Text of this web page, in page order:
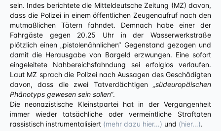
sein. Indes berichtete die Mitteldeutsche Zeitung (MZ) davon,
dass die Polizei in einem öffentlichen Zeugenaufruf nach den
mutmaßlichen Tätern fahndet. Demnach habe einer der
Fahrgäste gegen 20.25 Uhr in der Wasserwerkstraße
plötzlich einen „pistolenähnlichen“ Gegenstand gezogen und
damit die Herausgabe von Bargeld erzwungen. Eine sofort
eingeleitete Nahbereichsfahndung sei erfolglos verlaufen.
Laut MZ sprach die Polizei nach Aussagen des Geschädigten
davon, dass die zwei Tatverdächtigen „südeuropäischen
Phänotyps gewesen sein sollen“.
Die neonazistische Kleinstpartei hat in der Vergangenheit
immer wieder tatsächliche oder vermeintliche Straftaten
rassistisch instrumentalisiert (mehr dazu hier…) und (hier…).